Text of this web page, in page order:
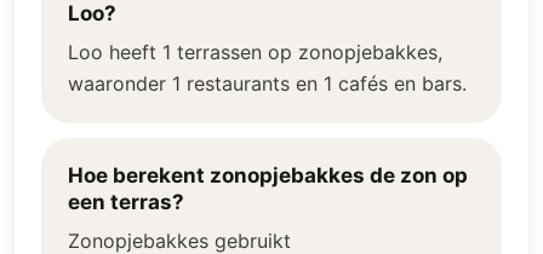
Loo?
Loo heeft 1 terrassen op zonopjebakkes,
waaronder 1 restaurants en 1 cafés en bars.
Hoe berekent zonopjebakkes de zon op
een terras?
Zonopjebakkes gebruikt